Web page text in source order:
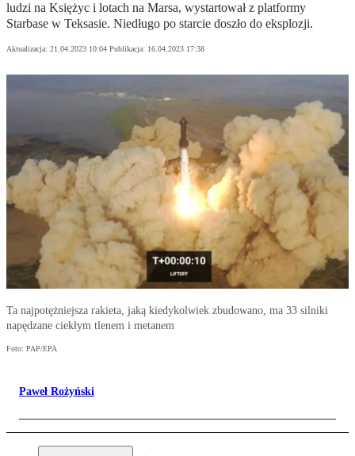
ludzi na Księżyc i lotach na Marsa, wystartował z platformy
Starbase w Teksasie. Niedługo po starcie doszło do eksplozji.
Aktualizacja: 21.04.2023 10:04 Publikacja: 16.04.2023 17:38
Ta najpotężniejsza rakieta, jaką kiedykolwiek zbudowano, ma 33 silniki
napędzane ciekłym tlenem i metanem
Foto: PAP/EPA
Paweł Rożyński